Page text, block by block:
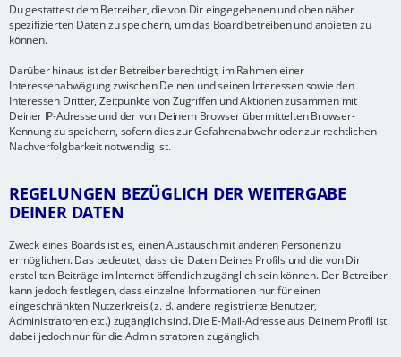
Du gestattest dem Betreiber, die von Dir eingegebenen und oben näher
spezifizierten Daten zu speichern, um das Board betreiben und anbieten zu
können.
Darüber hinaus ist der Betreiber berechtigt, im Rahmen einer
Interessenabwägung zwischen Deinen und seinen Interessen sowie den
Interessen Dritter, Zeitpunkte von Zugriffen und Aktionen zusammen mit
Deiner IP-Adresse und der von Deinem Browser übermittelten Browser-
Kennung zu speichern, sofern dies zur Gefahrenabwehr oder zur rechtlichen
Nachverfolgbarkeit notwendig ist.
REGELUNGEN BEZÜGLICH DER WEITERGABE
DEINER DATEN
Zweck eines Boards ist es, einen Austausch mit anderen Personen zu
ermöglichen. Das bedeutet, dass die Daten Deines Profils und die von Dir
erstellten Beiträge im Internet öffentlich zugänglich sein können. Der Betreiber
kann jedoch festlegen, dass einzelne Informationen nur für einen
eingeschränkten Nutzerkreis (z. B. andere registrierte Benutzer,
Administratoren etc.) zugänglich sind. Die E-Mail-Adresse aus Deinem Profil ist
dabei jedoch nur für die Administratoren zugänglich.